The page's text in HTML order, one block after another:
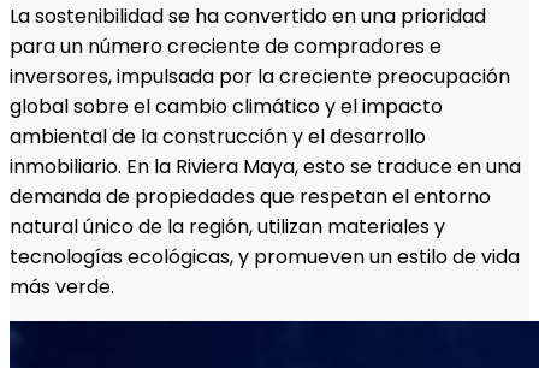
La sostenibilidad se ha convertido en una prioridad
para un número creciente de compradores e
inversores, impulsada por la creciente preocupación
global sobre el cambio climático y el impacto
ambiental de la construcción y el desarrollo
inmobiliario. En la Riviera Maya, esto se traduce en una
demanda de propiedades que respetan el entorno
natural único de la región, utilizan materiales y
tecnologías ecológicas, y promueven un estilo de vida
más verde.